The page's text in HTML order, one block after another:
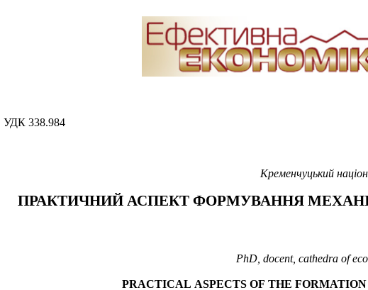
УДК 338.984
Кременчуцький
ПРАКТИЧНИЙ АСПЕКТ ФОРМУВАННЯ
PhD, docent, cathedra of
PRACTICAL ASPECTS OF THE FORMATION